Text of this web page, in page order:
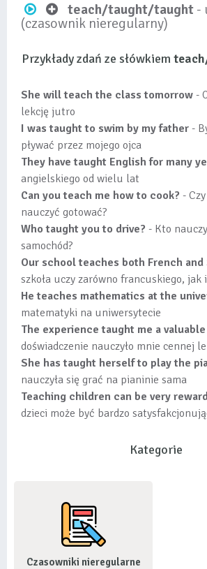
teach/taught/taught -
(czasownik nieregularny)
Przykłady zdań ze słówkiem
She will teach the class tomorrow -
lekcję jutro
I was taught to swim by my father -
pływać przez mojego ojca
They have taught English for many
angielskiego od wielu lat
Can you teach me how to cook? -
nauczyć gotować?
Who taught you to drive? - Kto
samochód?
Our school teaches both French and
szkoła uczy zarówno francuskiego, jak
He teaches mathematics at the
matematyki na uniwersytecie
The experience taught me a
doświadczenie nauczyło mnie cennej
She has taught herself to play the
nauczyła się grać na pianinie sama
Teaching children can be very
dzieci może być bardzo
Kategorie
Czasowniki nieregularne